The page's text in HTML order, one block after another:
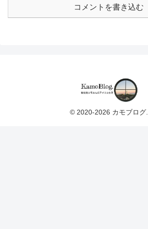
コメントを書き込む
© 2020-2026 カモブログ.